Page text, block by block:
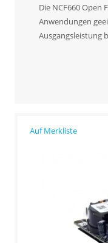
Die NCF660 Open
Anwendungen
Ausgangsleistung